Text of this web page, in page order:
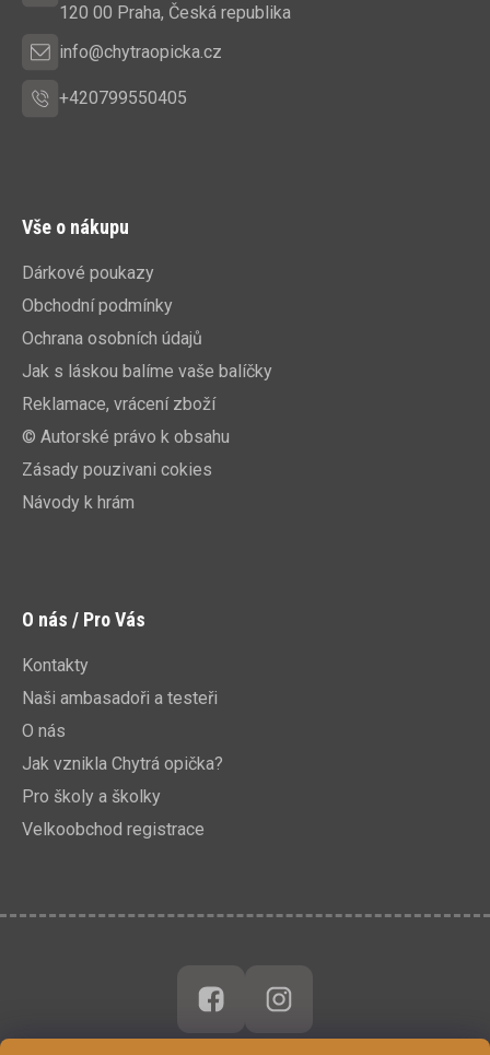
120 00 Praha, Česká republika
info@chytraopicka.cz
+420799550405
Vše o nákupu
Dárkové poukazy
Obchodní podmínky
Ochrana osobních údajů
Jak s láskou balíme vaše balíčky
Reklamace, vrácení zboží
© Autorské právo k obsahu
Zásady pouzivani cokies
Návody k hrám
O nás / Pro Vás
Kontakty
Naši ambasadoři a testeři
O nás
Jak vznikla Chytrá opička?
Pro školy a školky
Velkoobchod registrace